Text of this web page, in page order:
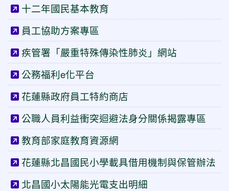
十二年國民基本教育
員工協助方案專區
疾管署「嚴重特殊傳染性肺炎」網站
公務福利e化平台
花蓮縣政府員工特約商店
公職人員利益衝突迴避法身分關係揭露專區
教育部家庭教育資源網
花蓮縣北昌國民小學載具借用機制與保管辦法
北昌國小太陽能光電支出明細